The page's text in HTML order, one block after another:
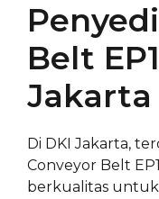
Belt
Jakarta
Di DKI Jakarta,
Conveyor Belt
berkualitas